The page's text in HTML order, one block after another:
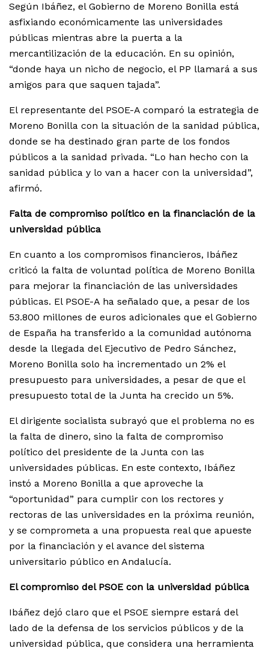
Según Ibáñez, el Gobierno de Moreno Bonilla está
asfixiando económicamente las universidades
públicas mientras abre la puerta a la
mercantilización de la educación. En su opinión,
“donde haya un nicho de negocio, el PP llamará a sus
amigos para que saquen tajada”.
El representante del PSOE-A comparó la estrategia de
Moreno Bonilla con la situación de la sanidad pública,
donde se ha destinado gran parte de los fondos
públicos a la sanidad privada. “Lo han hecho con la
sanidad pública y lo van a hacer con la universidad”,
afirmó.
Falta de compromiso político en la financiación de la
universidad pública
En cuanto a los compromisos financieros, Ibáñez
criticó la falta de voluntad política de Moreno Bonilla
para mejorar la financiación de las universidades
públicas. El PSOE-A ha señalado que, a pesar de los
53.800 millones de euros adicionales que el Gobierno
de España ha transferido a la comunidad autónoma
desde la llegada del Ejecutivo de Pedro Sánchez,
Moreno Bonilla solo ha incrementado un 2% el
presupuesto para universidades, a pesar de que el
presupuesto total de la Junta ha crecido un 5%.
El dirigente socialista subrayó que el problema no es
la falta de dinero, sino la falta de compromiso
político del presidente de la Junta con las
universidades públicas. En este contexto, Ibáñez
instó a Moreno Bonilla a que aproveche la
“oportunidad” para cumplir con los rectores y
rectoras de las universidades en la próxima reunión,
y se comprometa a una propuesta real que apueste
por la financiación y el avance del sistema
universitario público en Andalucía.
El compromiso del PSOE con la universidad pública
Ibáñez dejó claro que el PSOE siempre estará del
lado de la defensa de los servicios públicos y de la
universidad pública, que considera una herramienta